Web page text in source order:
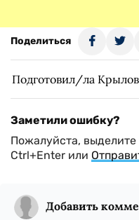
Поделиться
Подготовил/ла
Заметили ошибку?
Пожалуйста,
Ctrl+Enter или
Добавить